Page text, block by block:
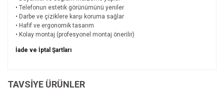
• Telefonun estetik görünümünü yeniler
• Darbe ve çiziklere karşı koruma sağlar
• Hafif ve ergonomik tasarım
• Kolay montaj (profesyonel montaj önerilir)
Bu ürünün fiyat bilgisi, resim, ürün açıklamalarında ve
Görüş ve önerileriniz için teşekkür ederiz.
İade ve İptal Şartları
TAVSİYE ÜRÜNLER